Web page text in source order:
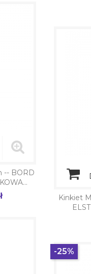
-- BORD
Kinkiet
-25%